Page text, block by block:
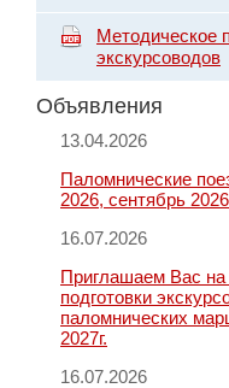
Методическое
экскурсоводов
Объявления
13.04.2026
Паломнические
2026, сентябрь
16.07.2026
Приглашаем Вас на
подготовки
паломнических
2027г.
16.07.2026